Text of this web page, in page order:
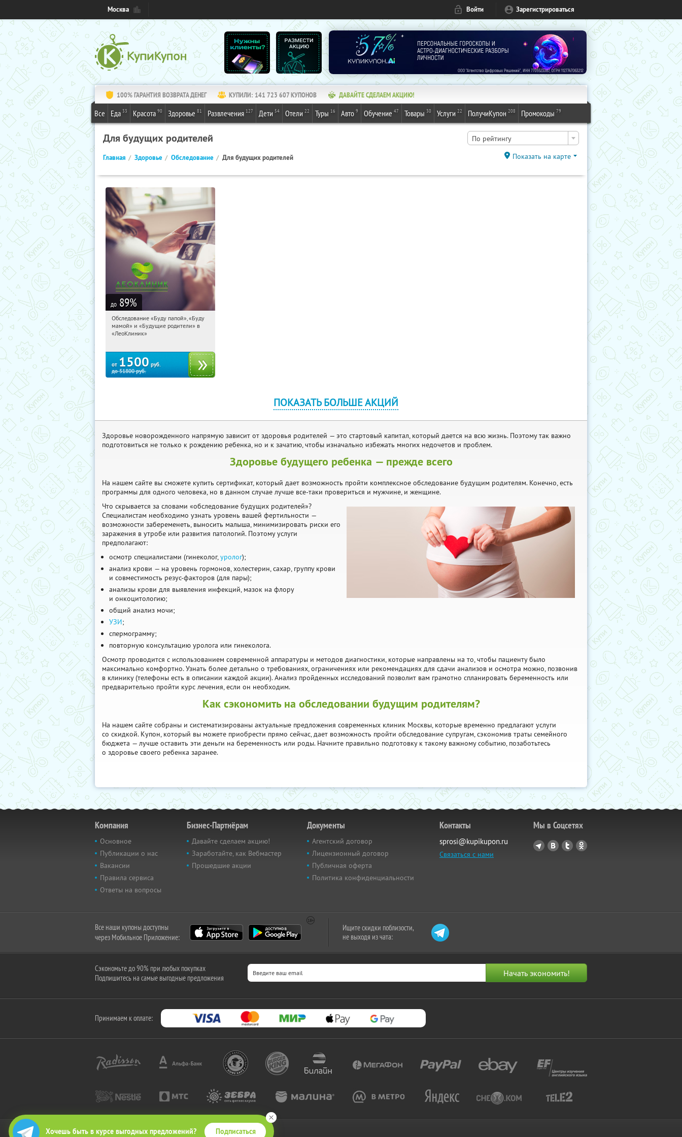
Хочешь быть в курсе выгодных предложений? Подписаться
Москва Войти Зарегистрироваться
100% ГАРАНТИЯ ВОЗВРАТА ДЕНЕГ КУПИЛИ: 141 723 607КУПОНОВ ДАВАЙТЕ СДЕЛАЕМ АКЦИЮ!
Все Еда 33 Красота 90 Здоровье 81 Развлечения 127 Дети 54 Отели 22 Туры 16 Авто 9 Обучение 47 Товары 30 Услуги 22 ПолучиКупон 208 Промокоды 79
Для будущих родителей По рейтингу
Главная Здоровье Обследование Для будущих родителей Показать на карте
до 89%
13:52:02 Купили:52
Тверская
Обследование «Буду папой», «Буду
мамой» и «Будущие родители» в
«ЛеоКлиник»
от 1500 руб.
до51800руб.
ПОКАЗАТЬ БОЛЬШЕ АКЦИЙ
Здоровье новорожденного напрямую зависит от здоровья родителей — это стартовый капитал, который дается на всю жизнь. Поэтому так важно
подготовиться не только к рождению ребенка, но и к зачатию, чтобы изначально избежать многих недочетов и проблем.
Здоровье будущего ребенка — прежде всего
На нашем сайте вы сможете купить сертификат, который дает возможность пройти комплексное обследование будущим родителям. Конечно, есть
программы для одного человека, но в данном случае лучше все-таки провериться и мужчине, и женщине.
Что скрывается за словами «обследование будущих родителей»?
Специалистам необходимо узнать уровень вашей фертильности —
возможности забеременеть, выносить малыша, минимизировать риски его
заражения в утробе или развития патологий. Поэтому услуги
предполагают:
осмотр специалистами (гинеколог,уролог);
анализ крови — на уровень гормонов, холестерин, сахар, группу крови
и совместимость резус-факторов (для пары);
анализы крови для выявления инфекций, мазок на флору
и онкоцитологию;
общий анализ мочи;
УЗИ;
спермограмму;
повторную консультацию уролога или гинеколога.
Осмотр проводится с использованием современной аппаратуры и методов диагностики, которые направлены на то, чтобы пациенту было
максимально комфортно. Узнать более детально о требованиях, ограничениях или рекомендациях для сдачи анализов и осмотра можно, позвонив
в клинику (телефоны есть в описании каждой акции). Анализ пройденных исследований позволит вам грамотно спланировать беременность или
предварительно пройти курс лечения, если он необходим.
Как сэкономить на обследовании будущим родителям?
На нашем сайте собраны и систематизированы актуальные предложения современных клиник Москвы, которые временно предлагают услуги
со скидкой. Купон, который вы можете приобрести прямо сейчас, дает возможность пройти обследование супругам, сэкономив траты семейного
бюджета — лучше оставить эти деньги на беременность или роды. Начните правильно подготовку к такому важному событию, позаботьтесь
о здоровье своего ребенка заранее.
Компания
Основное
Публикации о нас
Вакансии
Правила сервиса
Ответы на вопросы
Бизнес-Партнёрам
Давайте сделаем акцию!
Заработайте, как Вебмастер
Прошедшие акции
Документы
Агентский договор
Лицензионный договор
Публичная оферта
Политика конфиденциальности
Контакты
sprosi@kupikupon.ru
Связаться с нами
Мы в Соцсетях
Все наши купоны доступны
через Мобильное Приложение:
Ищите скидки поблизости,
не выходя из чата:
Сэкономьте до 90% при любых покупках
Подпишитесь на самые выгодные предложения
Принимаем к оплате:
2010-2026 © КупиКупон. Все права защищены.